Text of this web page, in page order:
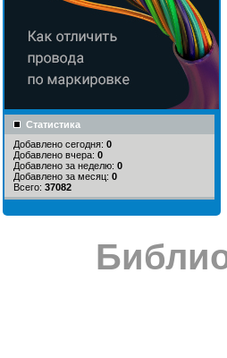
Статистика
Добавлено сегодня: 0
Добавлено вчера: 0
Добавлено за неделю: 0
Добавлено за месяц: 0
Всего: 37082